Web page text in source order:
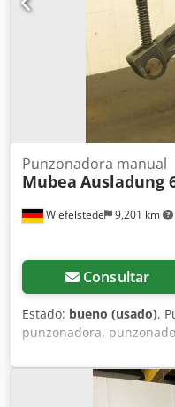
Wiefelstede 9,201 km
Punzonadora manual
Mubea Ausladung
Consultar
Estado: bueno (usado),
punzonadora,
palanca manual,
punzón: Ø 22 mm -
Dimensiones: 310/400/